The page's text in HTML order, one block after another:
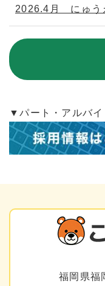
2026.4月 にゅう
▼パート・アルバイ
福岡県福